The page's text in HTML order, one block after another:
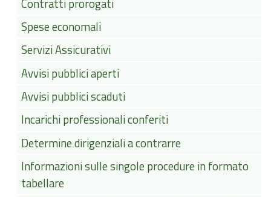
Contratti prorogati
Spese economali
Servizi Assicurativi
Avvisi pubblici aperti
Avvisi pubblici scaduti
Incarichi professionali conferiti
Determine dirigenziali a contrarre
Informazioni sulle singole procedure in formato
tabellare